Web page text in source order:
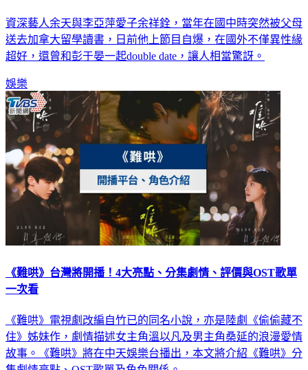
資深藝人余天與李亞萍愛子余祥銓，當年在國中時突然被父母
送去加拿大留學讀書，日前他上節目自爆，在國外不僅異性緣
超好，還曾和彭于晏一起double date，讓人相當驚訝。
娛樂
《難哄》台灣將開播！4大亮點、分集劇情、評價與OST歌單
一次看
《難哄》電視劇改編自竹已的同名小說，亦是陸劇《偷偷藏不
住》姊妹作，劇情描述女主角溫以凡及男主角桑延的浪漫愛情
故事。《難哄》將在中天娛樂台播出，本文將介紹《難哄》分